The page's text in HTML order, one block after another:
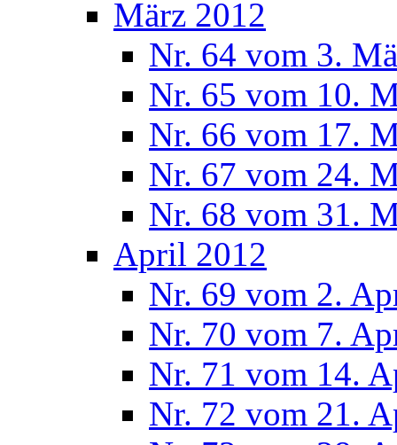
März 2012
Nr. 64 vom 3.
Nr. 65 vom 10.
Nr. 66 vom 17.
Nr. 67 vom 24.
Nr. 68 vom 31.
April 2012
Nr. 69 vom 2.
Nr. 70 vom 7.
Nr. 71 vom 14.
Nr. 72 vom 21.